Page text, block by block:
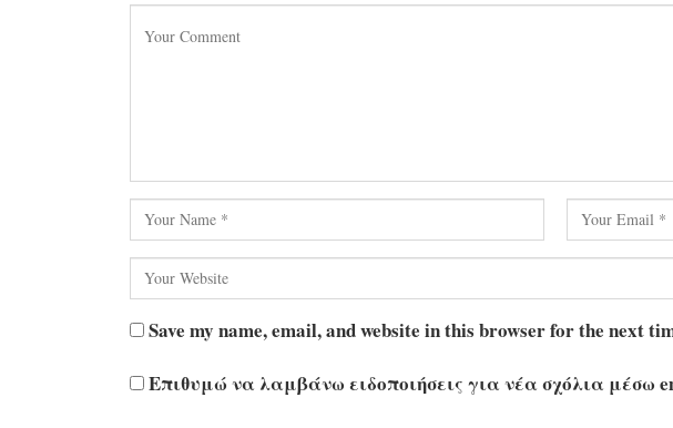
Save my name, email, and website in this browser for the next
Επιθυμώ να λαμβάνω ειδοποιήσεις για νέα σχόλια μέσω